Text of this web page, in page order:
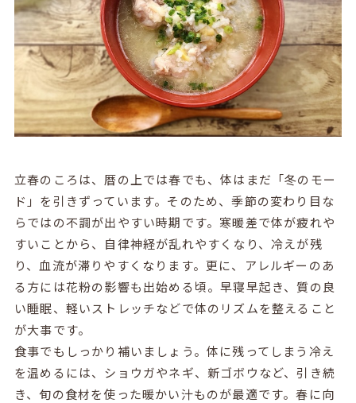
立春のころは、暦の上では春でも、体はまだ「冬のモー
ド」を引きずっています。そのため、季節の変わり目な
らではの不調が出やすい時期です。寒暖差で体が疲れや
すいことから、自律神経が乱れやすくなり、冷えが残
り、血流が滞りやすくなります。更に、アレルギーのあ
る方には花粉の影響も出始める頃。早寝早起き、質の良
い睡眠、軽いストレッチなどで体のリズムを整えること
が大事です。
食事でもしっかり補いましょう。体に残ってしまう冷え
を温めるには、ショウガやネギ、新ゴボウなど、引き続
き、旬の食材を使った暖かい汁ものが最適です。春に向